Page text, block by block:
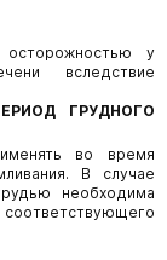
у
вследствие
ГРУДНОГО
во время
В случае
необходима
соответствующего